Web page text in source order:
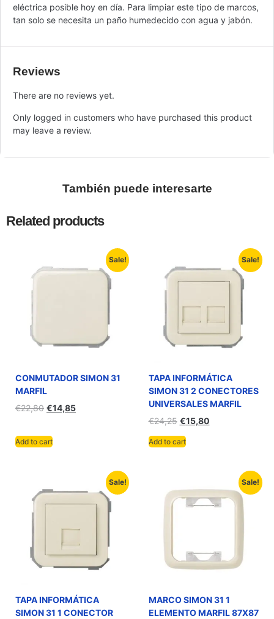
eléctrica posible hoy en día. Para limpiar este tipo de marcos,
tan solo se necesita un paño humedecido con agua y jabón.
Reviews
There are no reviews yet.
Only logged in customers who have purchased this product
may leave a review.
También puede interesarte
Related products
Sale!
CONMUTADOR SIMON 31
MARFIL
€22,80 €14,85
Add to cart
Sale!
TAPA INFORMÁTICA
SIMON 31 2 CONECTORES
UNIVERSALES MARFIL
€24,25 €15,80
Add to cart
Sale!
TAPA INFORMÁTICA
SIMON 31 1 CONECTOR
Sale!
MARCO SIMON 31 1
ELEMENTO MARFIL 87X87